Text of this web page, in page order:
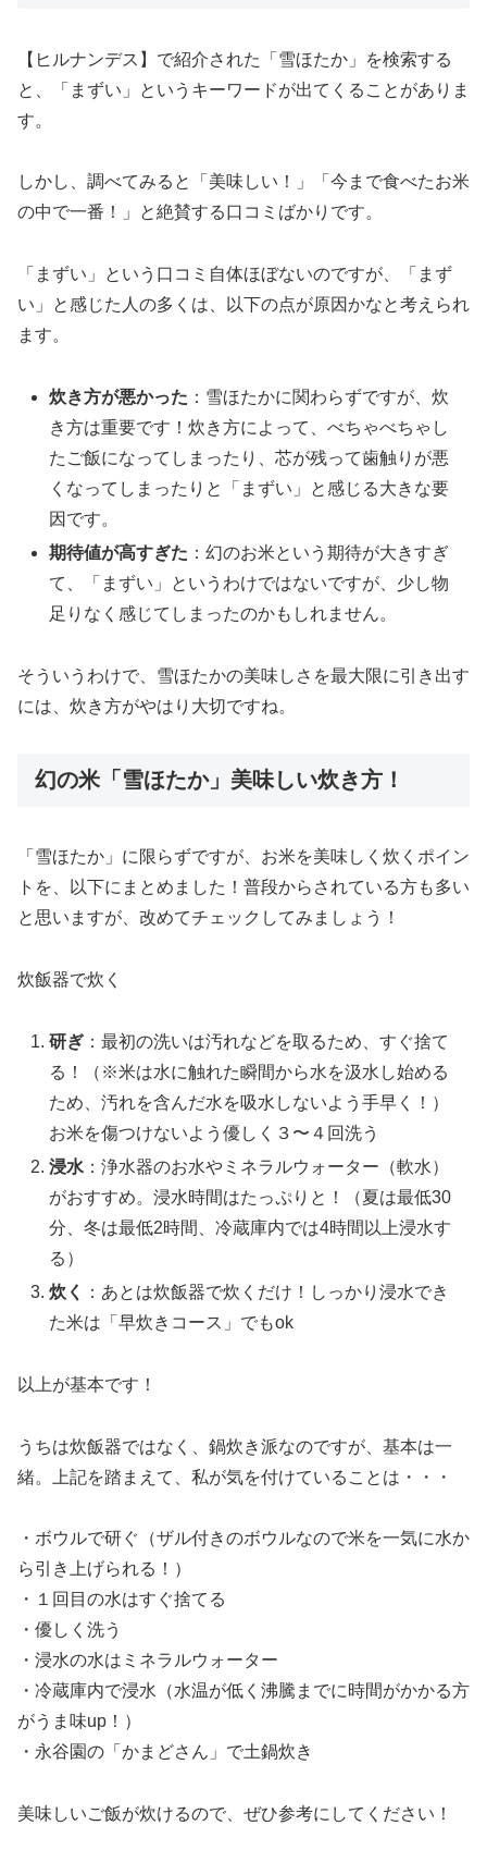
【ヒルナンデス】で紹介された「雪ほたか」を検索する
と、「まずい」というキーワードが出てくることがありま
す。
しかし、調べてみると「美味しい！」「今まで食べたお米
の中で一番！」と絶賛する口コミばかりです。
「まずい」という口コミ自体ほぼないのですが、「まず
い」と感じた人の多くは、以下の点が原因かなと考えられ
ます。
炊き方が悪かった ：雪ほたかに関わらずですが、炊
き方は重要です！炊き方によって、べちゃべちゃし
たご飯になってしまったり、芯が残って歯触りが悪
くなってしまったりと「まずい」と感じる大きな要
因です。
期待値が高すぎた ：幻のお米という期待が大きすぎ
て、「まずい」というわけではないですが、少し物
足りなく感じてしまったのかもしれません。
そういうわけで、雪ほたかの美味しさを最大限に引き出す
には、炊き方がやはり大切ですね。
幻の米「雪ほたか」美味しい炊き方！
「雪ほたか」に限らずですが、お米を美味しく炊くポイン
トを、以下にまとめました！普段からされている方も多い
と思いますが、改めてチェックしてみましょう！
炊飯器で炊く
研ぎ ：最初の洗いは汚れなどを取るため、すぐ捨て
る！（※米は水に触れた瞬間から水を汲水し始める
ため、汚れを含んだ水を吸水しないよう手早く！）
お米を傷つけないよう優しく３〜４回洗う
浸水 ：浄水器のお水やミネラルウォーター（軟水）
がおすすめ。浸水時間はたっぷりと！（夏は最低30
分、冬は最低2時間、冷蔵庫内では4時間以上浸水す
る）
炊く
：あとは炊飯器で炊くだけ！しっかり浸水でき
た米は「早炊きコース」でもok
以上が基本です！
うちは炊飯器ではなく、鍋炊き派なのですが、基本は一
緒。上記を踏まえて、私が気を付けていることは・・・
・ボウルで研ぐ（ザル付きのボウルなので米を一気に水か
ら引き上げられる！）
・１回目の水はすぐ捨てる
・優しく洗う
・浸水の水はミネラルウォーター
・冷蔵庫内で浸水（水温が低く沸騰までに時間がかかる方
がうま味up！）
・永谷園の「かまどさん」で土鍋炊き
美味しいご飯が炊けるので、ぜひ参考にしてください！